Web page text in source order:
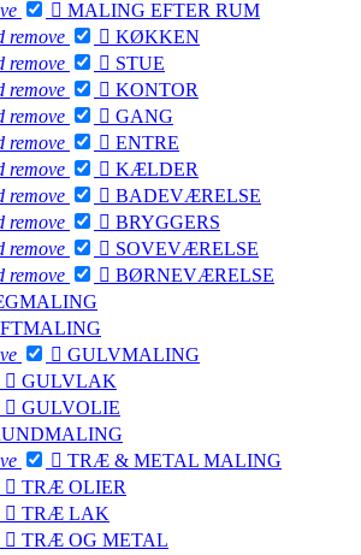
 MALING EFTER RUM
remove  KØKKEN
remove  STUE
remove  KONTOR
remove  GANG
remove  ENTRE
remove  KÆLDER
remove  BADEVÆRELSE
remove  BRYGGERS
remove  SOVEVÆRELSE
remove  BØRNEVÆRELSE
 GULVMALING
 GULVLAK
 GULVOLIE
 TRÆ & METAL MALING
 TRÆ OLIER
 TRÆ LAK
 TRÆ OG METAL